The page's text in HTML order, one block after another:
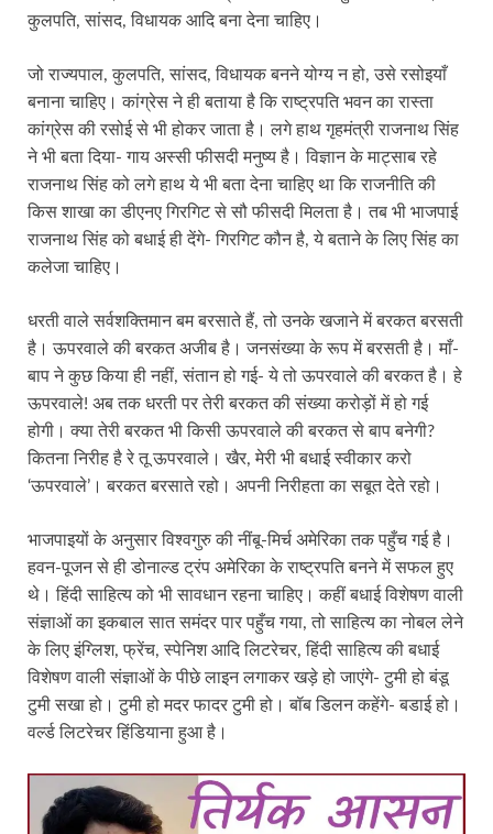
कुलपति, सांसद, विधायक आदि बना देना चाहिए।
जो राज्यपाल, कुलपति, सांसद, विधायक बनने योग्य न हो, उसे रसोइयाँ
बनाना चाहिए। कांग्रेस ने ही बताया है कि राष्ट्रपति भवन का रास्ता
कांग्रेस की रसोई से भी होकर जाता है। लगे हाथ गृहमंत्री राजनाथ सिंह
ने भी बता दिया- गाय अस्सी फीसदी मनुष्य है। विज्ञान के माट्साब रहे
राजनाथ सिंह को लगे हाथ ये भी बता देना चाहिए था कि राजनीति की
किस शाखा का डीएनए गिरगिट से सौ फीसदी मिलता है। तब भी भाजपाई
राजनाथ सिंह को बधाई ही देंगे- गिरगिट कौन है, ये बताने के लिए सिंह का
कलेजा चाहिए।
धरती वाले सर्वशक्तिमान बम बरसाते हैं, तो उनके खजाने में बरकत बरसती
है। ऊपरवाले की बरकत अजीब है। जनसंख्या के रूप में बरसती है। माँ-
बाप ने कुछ किया ही नहीं, संतान हो गई- ये तो ऊपरवाले की बरकत है। हे
ऊपरवाले! अब तक धरती पर तेरी बरकत की संख्या करोड़ों में हो गई
होगी। क्या तेरी बरकत भी किसी ऊपरवाले की बरकत से बाप बनेगी?
कितना निरीह है रे तू ऊपरवाले। खैर, मेरी भी बधाई स्वीकार करो
‘ऊपरवाले’। बरकत बरसाते रहो। अपनी निरीहता का सबूत देते रहो।
भाजपाइयों के अनुसार विश्वगुरु की नींबू-मिर्च अमेरिका तक पहुँच गई है।
हवन-पूजन से ही डोनाल्ड ट्रंप अमेरिका के राष्ट्रपति बनने में सफल हुए
थे। हिंदी साहित्य को भी सावधान रहना चाहिए। कहीं बधाई विशेषण वाली
संज्ञाओं का इकबाल सात समंदर पार पहुँच गया, तो साहित्य का नोबल लेने
के लिए इंग्लिश, फ्रेंच, स्पेनिश आदि लिटरेचर, हिंदी साहित्य की बधाई
विशेषण वाली संज्ञाओं के पीछे लाइन लगाकर खड़े हो जाएंगे- टुमी हो बंडू
टुमी सखा हो। टुमी हो मदर फादर टुमी हो। बॉब डिलन कहेंगे- बडाई हो।
वर्ल्ड लिटरेचर हिंडियाना हुआ है।